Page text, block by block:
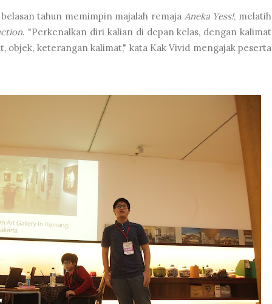
tahun memimpin majalah remaja Aneka Yess!, melatih
. "Perkenalkan diri kalian di depan kelas, dengan kalimat
objek, keterangan kalimat," kata Kak Vivid mengajak peserta